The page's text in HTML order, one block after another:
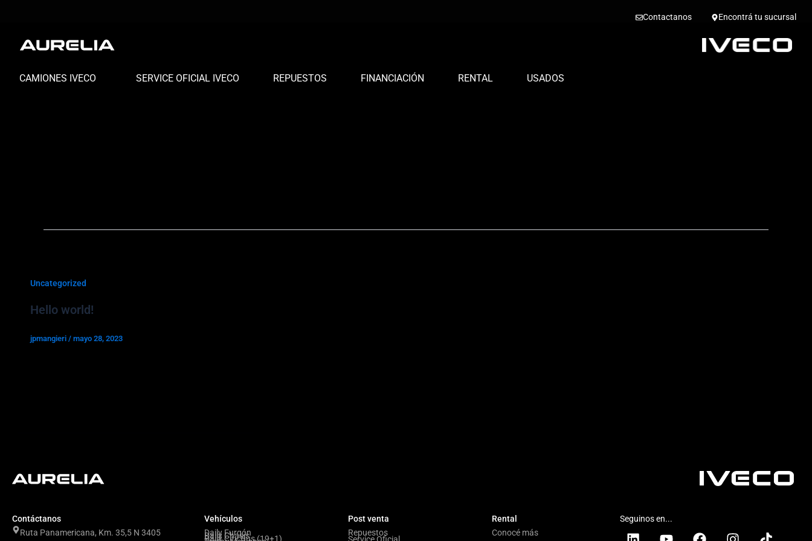
contenido
Contactanos Encontrá tu sucursal
CAMIONES IVECO SERVICE OFICIAL IVECO REPUESTOS FINANCIACIÓN RENTAL USADOS
Uncategorized
Hello world!
jpmangieri / mayo 28, 2023
Contáctanos
Ruta Panamericana, Km. 35,5 N 3405
Vehículos
Daily Furgón
Daily Chasis
Daily City Bus (19+1)
Post venta
Repuestos
Rental
Conocé más
Seguinos en...
LinkedinYoutubeFacebookInstagram
Tiktok